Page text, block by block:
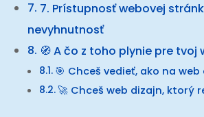
7. Prístupnosť webovej
nevyhnutnosť
🧭 A čo z toho plynie pre tvoj
🎯 Chceš vedieť, ako na web
🚀 Chceš web dizajn, ktorý